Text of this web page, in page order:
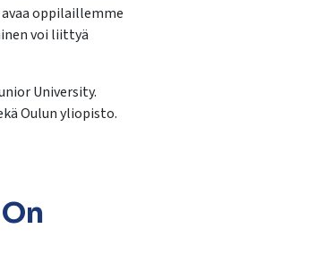
oppilaillemme
voi liittyä
University.
Oulun yliopisto.